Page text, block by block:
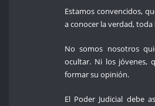
Estamos convencidos,
a conocer la verdad, toda
No somos nosotros
ocultar. Ni los jóvenes,
formar su opinión.
El Poder Judicial debe